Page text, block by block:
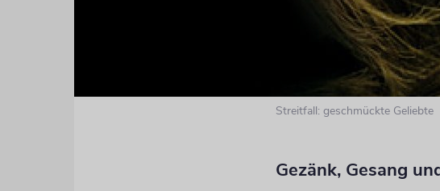
Streitfall: geschmückte Geliebte
Gezänk, Gesang